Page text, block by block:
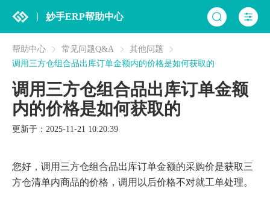
妙手ERP帮助中心
帮助中心 常见问题Q&A
其他问题
调用三方仓组合品出库订单金额内的价格是如何获取的
调用三方仓组合品出库订单金额
内的价格是如何获取的
更新于：2025-11-21 10:20:39
您好，调用三方仓组合品出库订单金额的采购价是获取三
方仓清单内商品的价格，调用以后价格不对就工单处理。